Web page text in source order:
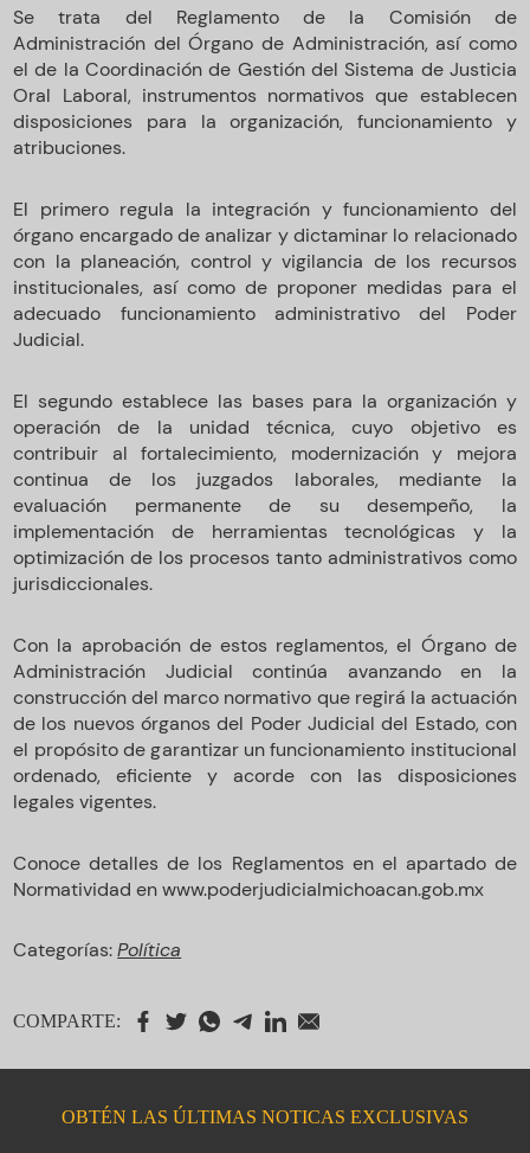
Se trata del Reglamento de la Comisión de
Administración del Órgano de Administración, así como
el de la Coordinación de Gestión del Sistema de Justicia
Oral Laboral, instrumentos normativos que establecen
disposiciones para la organización, funcionamiento y
atribuciones.
El primero regula la integración y funcionamiento del
órgano encargado de analizar y dictaminar lo relacionado
con la planeación, control y vigilancia de los recursos
institucionales, así como de proponer medidas para el
adecuado funcionamiento administrativo del Poder
Judicial.
El segundo establece las bases para la organización y
operación de la unidad técnica, cuyo objetivo es
contribuir al fortalecimiento, modernización y mejora
continua de los juzgados laborales, mediante la
evaluación permanente de su desempeño, la
implementación de herramientas tecnológicas y la
optimización de los procesos tanto administrativos como
jurisdiccionales.
Con la aprobación de estos reglamentos, el Órgano de
Administración Judicial continúa avanzando en la
construcción del marco normativo que regirá la actuación
de los nuevos órganos del Poder Judicial del Estado, con
el propósito de garantizar un funcionamiento institucional
ordenado, eficiente y acorde con las disposiciones
legales vigentes.
Conoce detalles de los Reglamentos en el apartado de
Normatividad en www.poderjudicialmichoacan.gob.mx
Categorías:Política
COMPARTE:
OBTÉN LAS ÚLTIMAS NOTICAS EXCLUSIVAS